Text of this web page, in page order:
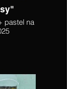
pastel na